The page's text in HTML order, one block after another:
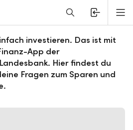
zu willbe
investieren. Das ist mit
App der
Hier findest du
Fragen zum Sparen und